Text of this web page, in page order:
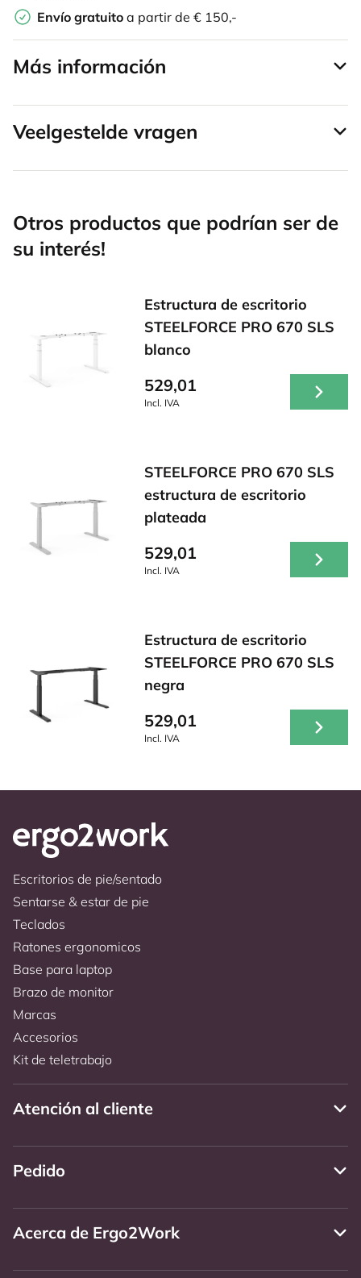
Envío gratuito a partir de € 150,-
Más información
Veelgestelde vragen
Otros productos que podrían ser de
su interés!
Estructura de escritorio
STEELFORCE PRO 670 SLS
blanco
529,01
Incl. IVA
STEELFORCE PRO 670 SLS
estructura de escritorio
plateada
529,01
Incl. IVA
Estructura de escritorio
STEELFORCE PRO 670 SLS
negra
529,01
Incl. IVA
Escritorios de pie/sentado
Sentarse & estar de pie
Teclados
Ratones ergonomicos
Base para laptop
Brazo de monitor
Marcas
Accesorios
Kit de teletrabajo
Atención al cliente
Pedido
Acerca de Ergo2Work